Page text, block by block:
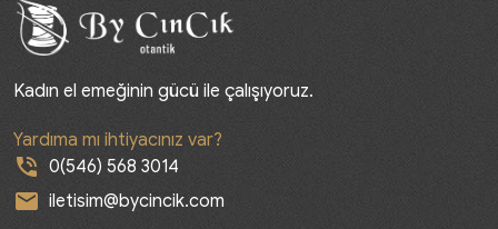
Kadın el emeğinin gücü ile çalışıyoruz.
Yardıma mı ihtiyacınız var?
phone_in_talk 0(546) 568 3014
mail iletisim@bycincik.com